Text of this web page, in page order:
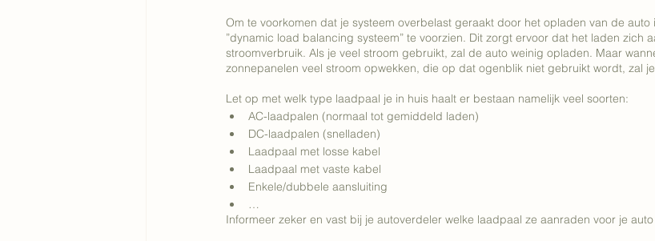
Om te voorkomen dat je systeem overbelast geraakt door het opladen van de
”dynamic load balancing systeem” te voorzien. Dit zorgt ervoor dat het laden zich
stroomverbruik. Als je veel stroom gebruikt, zal de auto weinig opladen. Maar
zonnepanelen veel stroom opwekken, die op dat ogenblik niet gebruikt wordt, zal
Let op met welk type laadpaal je in huis haalt er bestaan namelijk veel soorten:
AC-laadpalen (normaal tot gemiddeld laden)
DC-laadpalen (snelladen)
Laadpaal met losse kabel
Laadpaal met vaste kabel
Enkele/dubbele aansluiting
…
Informeer zeker en vast bij je autoverdeler welke laadpaal ze aanraden voor je